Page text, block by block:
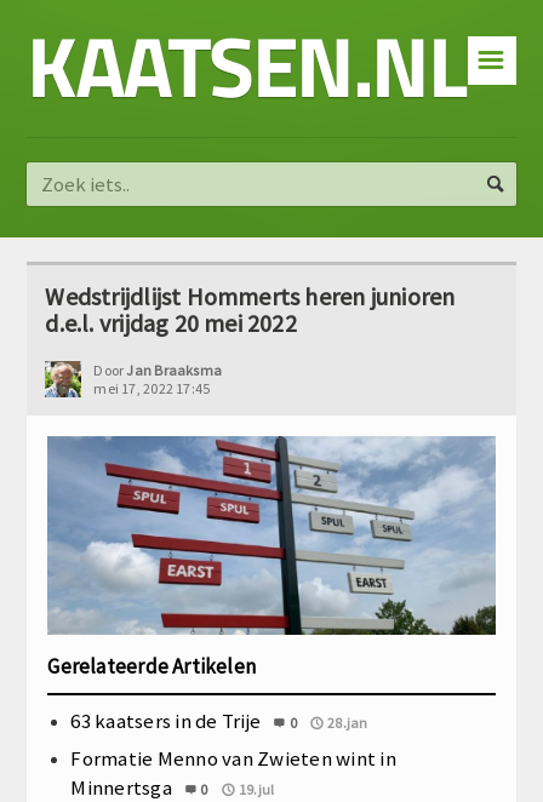
☰
KAATSEN.NL
Wedstrijdlijst Hommerts heren junioren
d.e.l. vrijdag 20 mei 2022
DoorJan Braaksma
mei 17, 2022 17:45
Gerelateerde Artikelen
63 kaatsers in de Trije 0 28.jan
Formatie Menno van Zwieten wint in
Minnertsga
0 19.jul